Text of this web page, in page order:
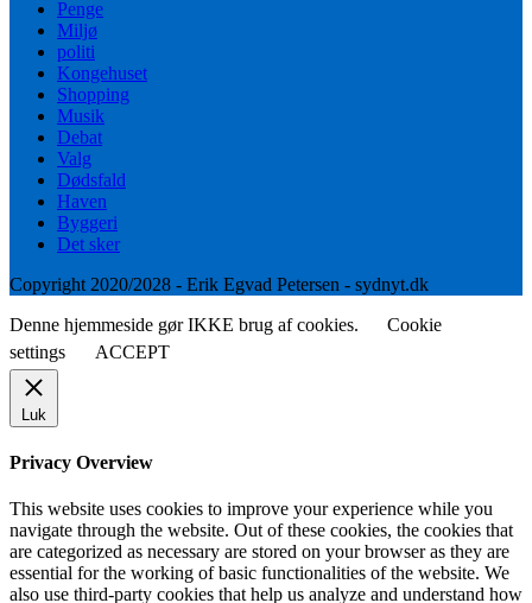
Penge
Miljø
politi
Kongehuset
Shopping
Musik
Debat
Valg
Dødsfald
Haven
Byggeri
Det sker
Copyright 2020/2028 - Erik Egvad Petersen - sydnyt.dk
Denne hjemmeside gør IKKE brug af cookies.
Cookie
settings
ACCEPT
Luk
Privacy Overview
This website uses cookies to improve your experience while you
navigate through the website. Out of these cookies, the cookies that
are categorized as necessary are stored on your browser as they are
essential for the working of basic functionalities of the website. We
also use third-party cookies that help us analyze and understand how